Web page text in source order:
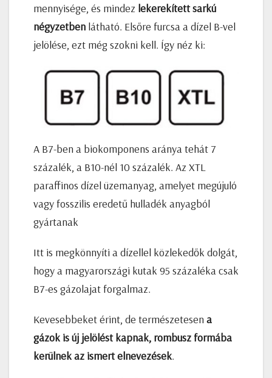
mennyisége, és mindez lekerekített sarkú
négyzetben látható. Elsőre furcsa a dízel B-vel
jelölése, ezt még szokni kell. Így néz ki:
A B7-ben a biokomponens aránya tehát 7
százalék, a B10-nél 10 százalék. Az XTL
paraffinos dízel üzemanyag, amelyet megújuló
vagy fosszilis eredetű hulladék anyagból
gyártanak
Itt is megkönnyíti a dízellel közlekedők dolgát,
hogy a magyarországi kutak 95 százaléka csak
B7-es gázolajat forgalmaz.
Kevesebbeket érint, de természetesen a
gázok is új jelölést kapnak, rombusz formába
kerülnek az ismert elnevezések.